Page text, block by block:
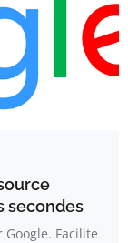
secondes
Facilite